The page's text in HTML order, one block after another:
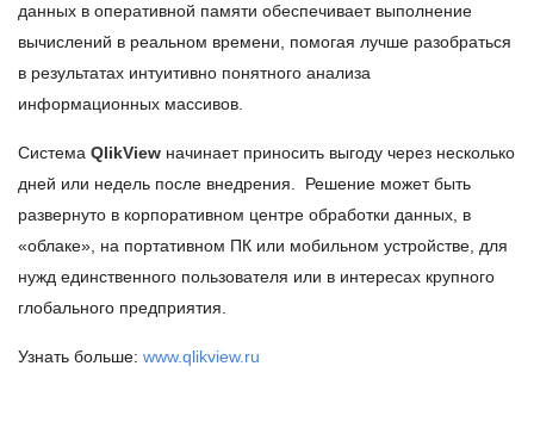
данных в оперативной памяти обеспечивает выполнение
вычислений в реальном времени, помогая лучше разобраться
в результатах интуитивно понятного анализа
информационных массивов.
Система QlikView начинает приносить выгоду через несколько
дней или недель после внедрения. Решение может быть
развернуто в корпоративном центре обработки данных, в
«облаке», на портативном ПК или мобильном устройстве, для
нужд единственного пользователя или в интересах крупного
глобального предприятия.
Узнать больше: www.qlikview.ru